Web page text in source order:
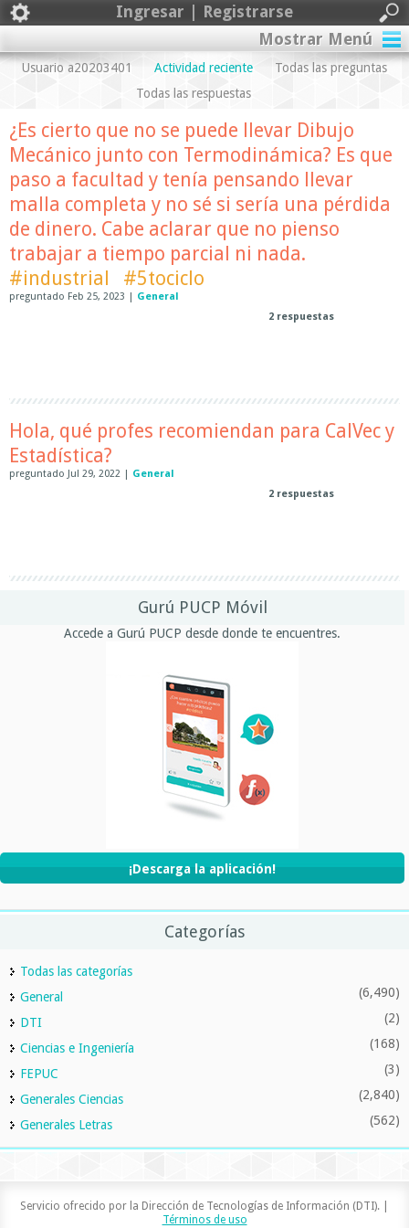
Ingresar | Registrarse
Mostrar Menú
Usuario a20203401 Actividad reciente
Todas las preguntas
Todas las respuestas
¿Es cierto que no se puede llevar Dibujo
Mecánico junto con Termodinámica? Es que
paso a facultad y tenía pensando llevar
malla completa y no sé si sería una pérdida
de dinero. Cabe aclarar que no pienso
trabajar a tiempo parcial ni nada.
#industrial
#5tociclo
preguntado Feb 25, 2023 | General
2 respuestas
Hola, qué profes recomiendan para CalVec y
Estadística?
preguntado Jul 29, 2022 | General
2 respuestas
Gurú PUCP Móvil
Accede a Gurú PUCP desde donde te encuentres.
¡Descarga la aplicación!
Categorías
Todas las categorías
General
(6,490)
DTI (2)
Ciencias e Ingeniería (168)
FEPUC (3)
Generales Ciencias (2,840)
Generales Letras (562)
Servicio ofrecido por la Dirección de Tecnologías de Información (DTI). |
Términos de uso